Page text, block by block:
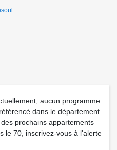
aucun programme
dans le département
prochains appartements
le 70, inscrivez-vous à l'alerte